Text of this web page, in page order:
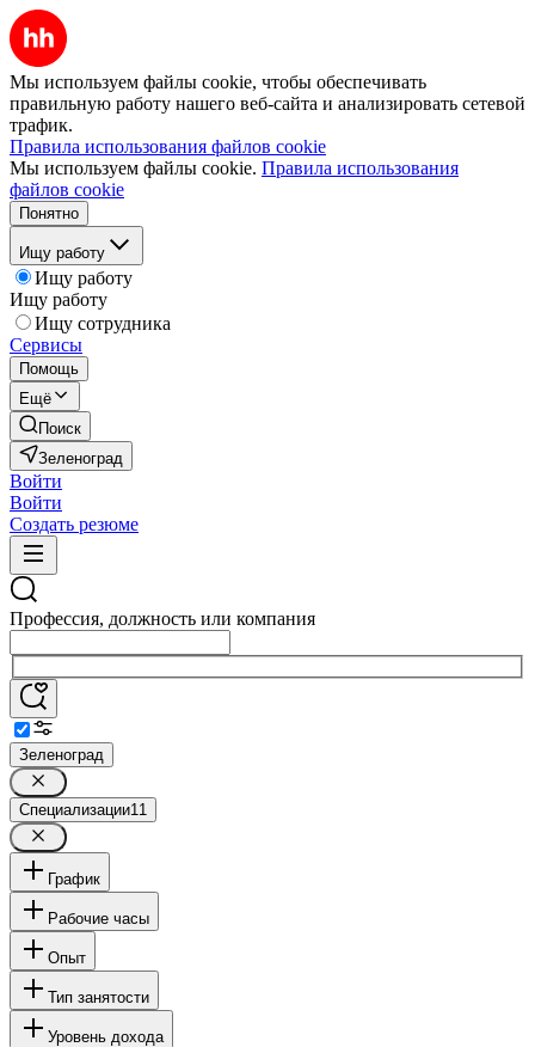
Мы используем файлы cookie, чтобы обеспечивать
правильную работу нашего веб-сайта и анализировать сетевой
трафик.
Правила использования файлов cookie
Мы используем файлы cookie. Правила использования
файлов cookie
Понятно
Ищу работу
Ищу работу
Ищу работу
Ищу сотрудника
Сервисы
Помощь
Ещё
Поиск
Зеленоград
Войти
Войти
Создать резюме
Профессия, должность или компания
Зеленоград
Специализации11
График
Рабочие часы
Опыт
Тип занятости
Уровень дохода